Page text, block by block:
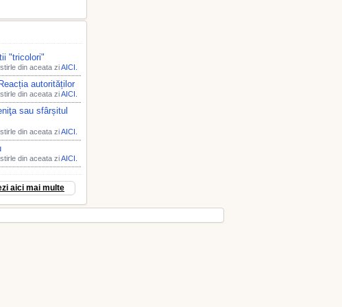
"tricolori"
din aceata ziAICI.
autorităților
din aceata ziAICI.
sau sfârșitul
din aceata ziAICI.
din aceata ziAICI.
aici mai multe